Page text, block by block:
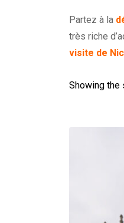
Partez à la
très riche
visite de
Showing the